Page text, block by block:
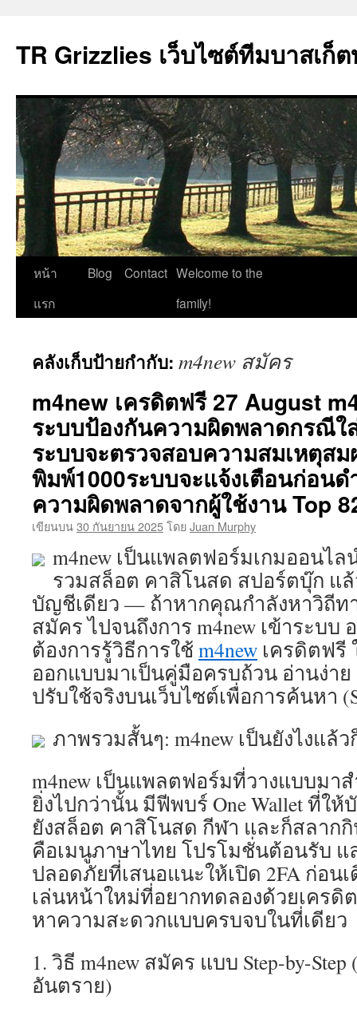
TR Grizzlies เว็บไซต์ทีมบาสเก็
ข้าม
ไป
เนื้อหา
หน้า
แรก
Blog Contact Welcome to the
family!
คลังเก็บป้ายกำกับ: m4new สมัคร
m4new เครดิตฟรี 27 August
ระบบป้องกันความผิดพลาดกรณีใ
ระบบจะตรวจสอบความสมเหตุส
พิมพ์1000ระบบจะแจ้งเตือนก่อนด
ความผิดพลาดจากผู้ใช้งาน Top
เขียนบน30 กันยายน 2025โดยJuan Murphy
m4new เป็นแพลตฟอร์มเกมออนไ
รวมสล็อต คาสิโนสด สปอร์ตบุ๊ก แ
บัญชีเดียว — ถ้าหากคุณกำลังหาวิถีทา
สมัคร ไปจนถึงการ m4new เข้าระบบ
ต้องการรู้วิธีการใช้ m4new เครดิตฟรี
ออกแบบมาเป็นคู่มือครบถ้วน อ่านง่าย
ปรับใช้จริงบนเว็บไซต์เพื่อการค้นหา
ภาพรวมสั้นๆ: m4new เป็นยังไงแล้
m4new เป็นแพลตฟอร์มที่วางแบบมา
ยิ่งไปกว่านั้น มีฟีพบร์ One Wallet ที่ใ
ยังสล็อต คาสิโนสด กีฬา และก็สลา
คือเมนูภาษาไทย โปรโมชั่นต้อนรับ แ
ปลอดภัยที่เสนอแนะให้เปิด 2FA ก่อน
เล่นหน้าใหม่ที่อยากทดลองด้วยเครดิ
หาความสะดวกแบบครบจบในที่เดียว
1. วิธี m4new สมัคร แบบ Step-by-
อันตราย)